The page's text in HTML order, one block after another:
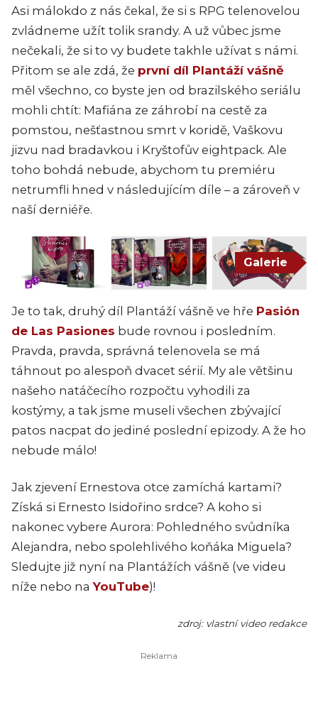
Asi málokdo z nás čekal, že si s RPG telenovelou
zvládneme užít tolik srandy. A už vůbec jsme
nečekali, že si to vy budete takhle užívat s námi.
Přitom se ale zdá, že první díl Plantáží vášně
měl všechno, co byste jen od brazilského seriálu
mohli chtít: Mafiána ze záhrobí na cestě za
pomstou, nešťastnou smrt v koridě, Vaškovu
jizvu nad bradavkou i Kryštofův eightpack. Ale
toho bohdá nebude, abychom tu premiéru
netrumfli hned v následujícím díle – a zároveň v
naší derniéře.
Galerie
Je to tak, druhý díl Plantáží vášně ve hře Pasión
de Las Pasiones bude rovnou i posledním.
Pravda, pravda, správná telenovela se má
táhnout po alespoň dvacet sérií. My ale většinu
našeho natáčecího rozpočtu vyhodili za
kostýmy, a tak jsme museli všechen zbývající
patos nacpat do jediné poslední epizody. A že ho
nebude málo!
Jak zjevení Ernestova otce zamíchá kartami?
Získá si Ernesto Isidořino srdce? A koho si
nakonec vybere Aurora: Pohledného svůdníka
Alejandra, nebo spolehlivého koňáka Miguela?
Sledujte již nyní na Plantážích vášně (ve videu
níže nebo naYouTube)!
zdroj: vlastní video redakce